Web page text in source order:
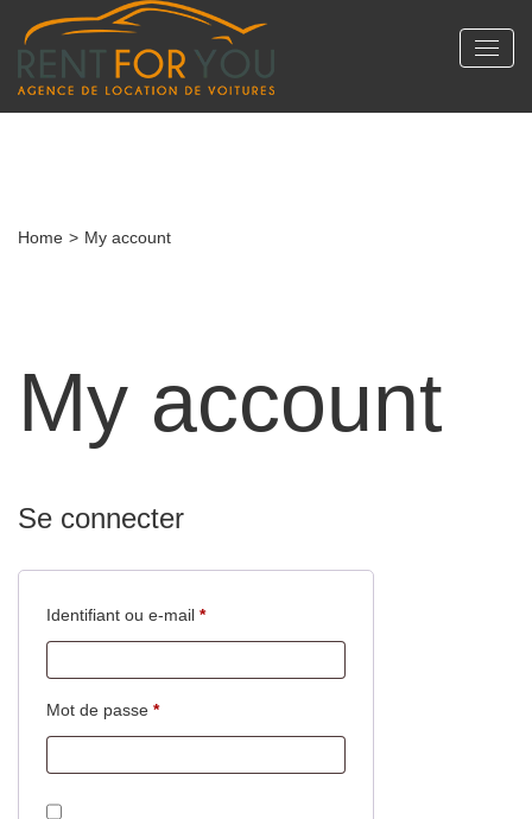
Home > My account
My account
Se connecter
Identifiant ou e-mail *
Mot de passe *